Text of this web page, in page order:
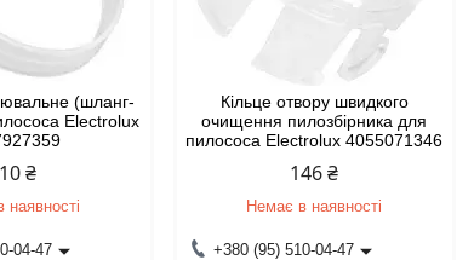
(шланг-
Electrolux
₴
наявності
04-47
Кільце отвору швидкого
очищення пилозбірника для
пилососа Electrolux 4055071346
146 ₴
Немає в наявності
+380 (95) 510-04-47